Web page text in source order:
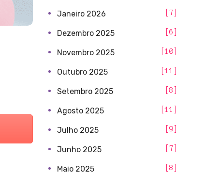
Janeiro 2026 7
Dezembro 2025 6
Novembro 2025 10
Outubro 2025 11
Setembro 2025 8
Agosto 2025 11
Julho 2025 9
Junho 2025 7
Maio 2025 8